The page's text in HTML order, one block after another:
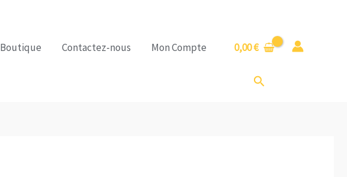
Boutique Contactez-nous Mon Compte 0,00€
Rechercher